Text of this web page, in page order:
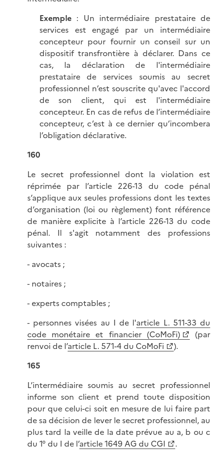
Exemple: Un intermédiaire prestataire de
services est engagé par un intermédiaire
concepteur pour fournir un conseil sur un
dispositif transfrontière à déclarer. Dans ce
cas, la déclaration de l'intermédiaire
prestataire de services soumis au secret
professionnel n’est souscrite qu'avec l'accord
de son client, qui est l'intermédiaire
concepteur. En cas de refus de l’intermédiaire
concepteur, c’est à ce dernier qu’incombera
l’obligation déclarative.
160
Le secret professionnel dont la violation est
réprimée par l’article 226-13 du code pénal
s’applique aux seules professions dont les textes
d’organisation (loi ou règlement) font référence
de manière explicite à l’article 226-13 du code
pénal. Il s'agit notamment des professions
suivantes :
- avocats ;
- notaires ;
- experts comptables ;
- personnes visées au I de l'article L. 511-33 du
code monétaire et financier (CoMoFi)
(par
renvoi de l’article L. 571-4 du CoMoFi
).
165
L’intermédiaire soumis au secret professionnel
informe son client et prend toute disposition
pour que celui-ci soit en mesure de lui faire part
de sa décision de lever le secret professionnel, au
plus tard la veille de la date prévue au a, b ou c
du 1° du I de l’article 1649 AG du CGI
.